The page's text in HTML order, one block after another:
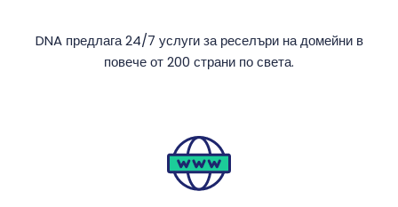
DNA предлага 24/7 услуги за реселъри на домейни в
повече от 200 страни по света.